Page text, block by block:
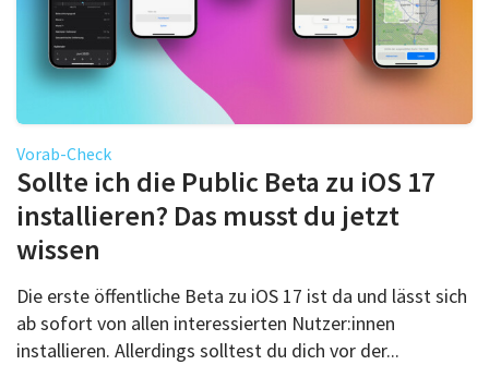
Vorab-Check
Sollte ich die Public Beta zu iOS 17
installieren? Das musst du jetzt
wissen
Die erste öffentliche Beta zu iOS 17 ist da und lässt sich
ab sofort von allen interessierten Nutzer:innen
installieren. Allerdings solltest du dich vor der...